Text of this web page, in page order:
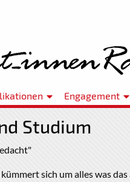
Engagement
Studium
sich um alles was